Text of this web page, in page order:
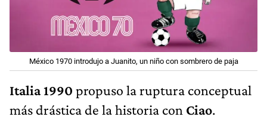
México 1970 introdujo a Juanito, un niño con sombrero de paja
Italia 1990 propuso la ruptura conceptual
más drástica de la historia con Ciao.